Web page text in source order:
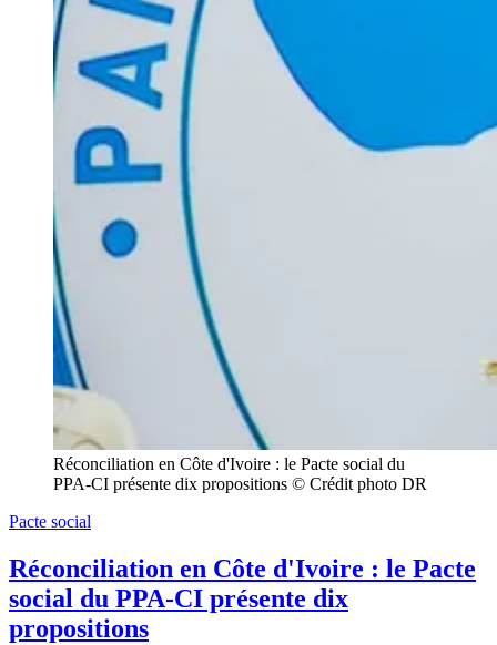
Réconciliation en Côte d'Ivoire : le Pacte social du
PPA-CI présente dix propositions © Crédit photo DR
Pacte social
Réconciliation en Côte d'Ivoire : le Pacte
social du PPA-CI présente dix
propositions